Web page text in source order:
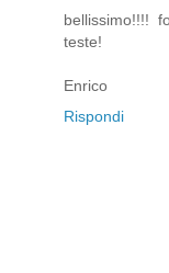
bellissimo!!!!
teste!
Enrico
Rispondi